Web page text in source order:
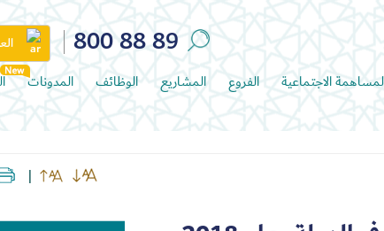
800 88 89
الاجتماعية الفروع المشاريع الوظائف المدونات